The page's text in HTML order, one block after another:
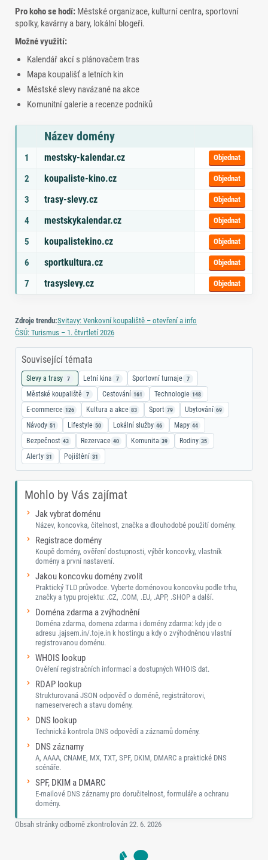
Pro koho se hodí: Městské organizace, kulturní centra, sportovní
spolky, kavárny a bary, lokální blogeři.
Možné využití:
Kalendář akcí s plánovačem tras
Mapa koupališť a letních kin
Městské slevy navázané na akce
Komunitní galerie a recenze podniků
Seznam doporučených domén s tématy a odkazem na objednávku
Název domény
1 mestsky-kalendar.cz Objednat
2 koupaliste-kino.cz Objednat
3 trasy-slevy.cz Objednat
4 mestskykalendar.cz Objednat
5 koupalistekino.cz Objednat
6 sportkultura.cz Objednat
7 trasyslevy.cz Objednat
Zdroje trendu:Svitavy: Venkovní koupaliště – otevření a info
ČSÚ: Turismus – 1. čtvrtletí 2026
Související témata
Slevy a trasy 7 Letní kina 7 Sportovní turnaje 7
Městské koupaliště 7 Cestování 161 Technologie 148
E-commerce 126 Kultura a akce 83 Sport 79 Ubytování 69
Návody 51 Lifestyle 50 Lokální služby 46 Mapy 44
Bezpečnost 43 Rezervace 40 Komunita 39 Rodiny 35
Alerty 31 Pojištění 31
Mohlo by Vás zajímat
Jak vybrat doménu
Název, koncovka, čitelnost, značka a dlouhodobé použití domény.
Registrace domény
Koupě domény, ověření dostupnosti, výběr koncovky, vlastník
domény a první nastavení.
Jakou koncovku domény zvolit
Praktický TLD průvodce. Vyberte doménovou koncovku podle trhu,
značky a typu projektu: .CZ, .COM, .EU, .APP, .SHOP a další.
Doména zdarma a zvýhodnění
Doména zdarma, domena zdarma i domény zdarma: kdy jde o
adresu .jajsem.in/.toje.in k hostingu a kdy o zvýhodněnou vlastní
registrovanou doménu.
WHOIS lookup
Ověření registračních informací a dostupných WHOIS dat.
RDAP lookup
Strukturovaná JSON odpověď o doméně, registrátorovi,
nameserverech a stavu domény.
DNS lookup
Technická kontrola DNS odpovědí a záznamů domény.
DNS záznamy
A, AAAA, CNAME, MX, TXT, SPF, DKIM, DMARC a praktické DNS
scénáře.
SPF, DKIM a DMARC
E-mailové DNS záznamy pro doručitelnost, formuláře a ochranu
domény.
Obsah stránky odborně zkontrolován 22. 6. 2026